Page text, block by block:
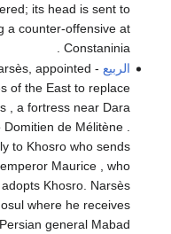
its head is sent to
a counter-offensive at
Constaninia .
الربيع
appointed
of the East to replace
, a fortress near Dara
de Mélitène .
to Khosro who sends
Maurice , who
Khosro. Narsès
where he receives
general Mabad